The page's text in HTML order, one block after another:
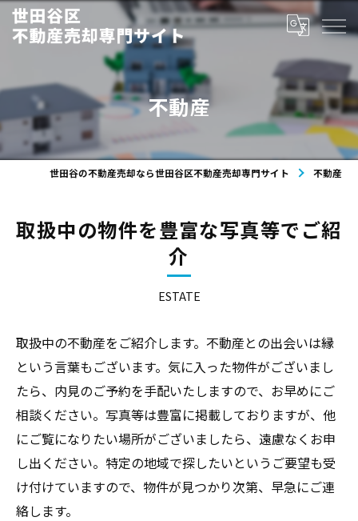
不動産
世田谷の不動産売却なら世田谷区不動産売却専門サイト 不動産
取扱中の物件を豊富な写真等でご紹
介
ESTATE
取扱中の不動産をご紹介します。不動産との出会いは縁
という言葉もございます。気に入った物件がございまし
たら、内見のご予約を手配いたしますので、お早めにご
相談ください。写真等は豊富に掲載しておりますが、他
にご覧になりたい場所がございましたら、遠慮なくお申
し出ください。特定の地域で探したいというご要望も受
け付けていますので、物件が見つかり次第、早急にご連
絡します。